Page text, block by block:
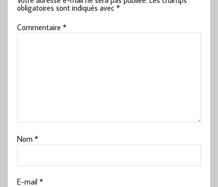
obligatoires sont indiqués avec*
Commentaire*
Nom*
E-mail*